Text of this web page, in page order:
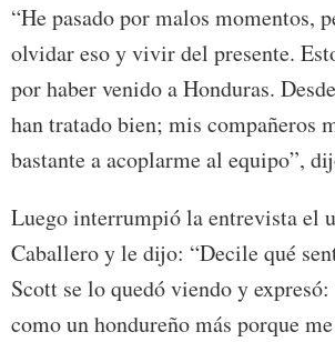
“He pasado por malos momentos,
olvidar eso y vivir del presente.
por haber venido a Honduras.
han tratado bien; mis compañeros
bastante a acoplarme al equipo”,
Luego interrumpió la entrevista el
Caballero y le dijo: “Decile qué
Scott se lo quedó viendo y
como un hondureño más porque